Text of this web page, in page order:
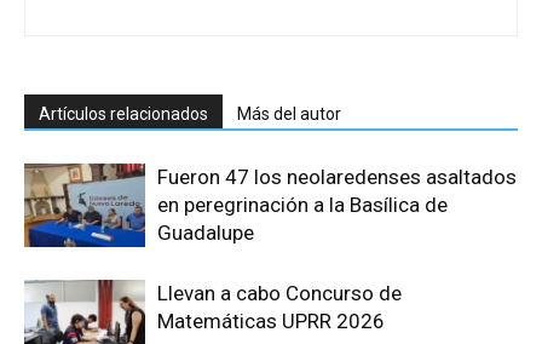
Artículos relacionados Más del autor
Fueron 47 los neolaredenses asaltados
en peregrinación a la Basílica de
Guadalupe
Llevan a cabo Concurso de
Matemáticas UPRR 2026